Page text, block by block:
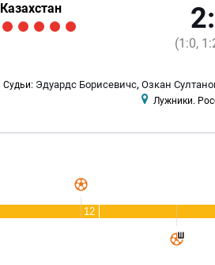
Казахстан
(1:0,
Судьи: Эдуардс Борисевичс, Озкан
Лужники.
12